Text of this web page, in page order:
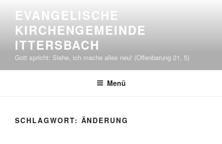
springen
EVANGELISCHE
KIRCHENGEMEINDE
ITTERSBACH
Gott spricht: Siehe, ich mache alles neu! (Offenbarung 21, 5)
Menü
SCHLAGWORT: ÄNDERUNG